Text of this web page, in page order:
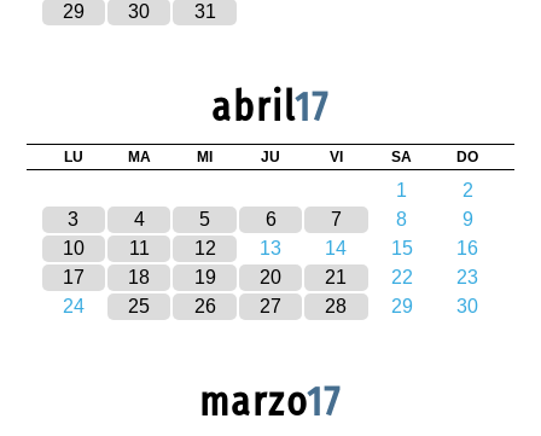
29
30 31
abril17
LU MA MI JU VI SA DO
1
2
3
4 5 6 7 8
9
10
11 12 13 14 15
16
17
18 19 20 21 22
23
24
25 26 27 28 29 30
marzo17